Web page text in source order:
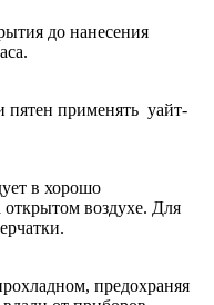
до нанесения
пятен применять уайт-
в хорошо
воздухе. Для
предохраняя